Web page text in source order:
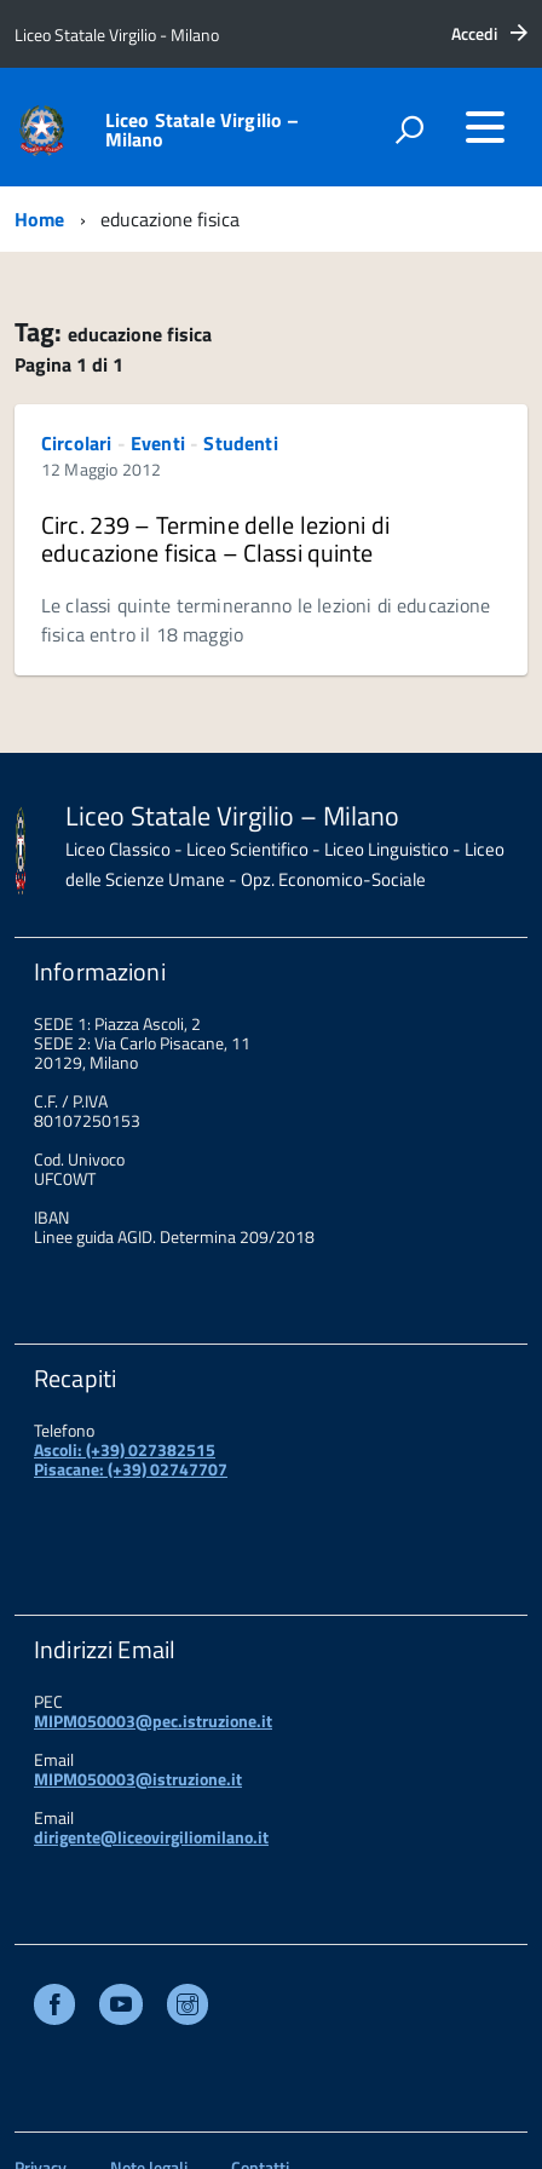
Liceo Statale Virgilio - Milano Accedi
Liceo Statale Virgilio –
Milano
Home educazione fisica
Tag: educazione fisica
Pagina 1 di 1
Circolari - Eventi-Studenti
12 Maggio 2012
Circ. 239 – Termine delle lezioni di
educazione fisica – Classi quinte
Le classi quinte termineranno le lezioni di educazione
fisica entro il 18 maggio
Liceo Statale Virgilio – Milano
Liceo Classico - Liceo Scientifico - Liceo Linguistico - Liceo
delle Scienze Umane - Opz. Economico-Sociale
Informazioni
SEDE 1: Piazza Ascoli, 2
SEDE 2: Via Carlo Pisacane, 11
20129, Milano
C.F. / P.IVA
80107250153
Cod. Univoco
UFC0WT
IBAN
Linee guida AGID. Determina 209/2018
Recapiti
Telefono
Ascoli: (+39) 027382515
Pisacane: (+39) 02747707
Indirizzi Email
PEC
MIPM050003@pec.istruzione.it
Email
MIPM050003@istruzione.it
Email
dirigente@liceovirgiliomilano.it
Facebook Youtube